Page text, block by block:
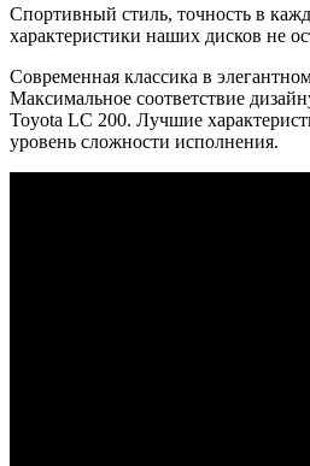
Спортивный стиль, точность в
характеристики наших дисков не
Современная классика в
Максимальное соответствие
Toyota LC 200. Лучшие
уровень сложности исполнения.